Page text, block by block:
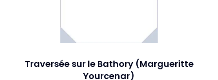
Traversée sur le Bathory (Margueritte
Yourcenar)